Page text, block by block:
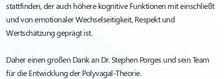
stattfinden, der auch höhere kognitive Funktionen mit einschließt
und von emotionaler Wechselseitigkeit, Respekt und
Wertschätzung geprägt ist.
Daher einen großen Dank an Dr. Stephen Porges und sein Team
für die Entwicklung der Polyvagal-Theorie.